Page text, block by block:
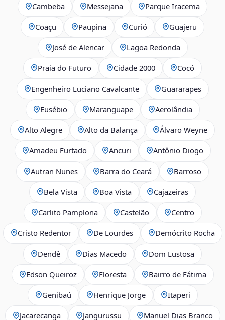
Cambeba Messejana Parque Iracema
Coaçu Paupina Curió Guajeru
José de Alencar Lagoa Redonda
Praia do Futuro Cidade 2000 Cocó
Engenheiro Luciano Cavalcante Guararapes
Eusébio Maranguape Aerolândia
Alto Alegre Alto da Balança Álvaro Weyne
Amadeu Furtado Ancuri Antônio Diogo
Autran Nunes Barra do Ceará Barroso
Bela Vista Boa Vista Cajazeiras
Carlito Pamplona Castelão Centro
Cristo Redentor De Lourdes Demócrito Rocha
Dendê Dias Macedo Dom Lustosa
Edson Queiroz Floresta Bairro de Fátima
Genibaú Henrique Jorge Itaperi
Jacarecanga Jangurussu Manuel Dias Branco